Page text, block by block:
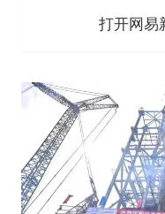
打开网易